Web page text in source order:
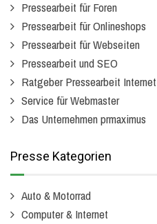
Pressearbeit für Foren
Pressearbeit für Onlineshops
Pressearbeit für Webseiten
Pressearbeit und SEO
Ratgeber Pressearbeit Internet
Service für Webmaster
Das Unternehmen prmaximus
Presse Kategorien
Auto & Motorrad
Computer & Internet